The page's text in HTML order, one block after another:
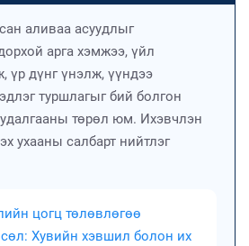
аливаа асуудлыг
арга хэмжээ, үйл
үр дүнг үнэлж, үүндээ
туршлагыг бий болгон
төрөл юм. Ихэвчлэн
ухааны салбарт нийтлэг
цогц төлөвлөгөө
Хувийн хэвшил болон их